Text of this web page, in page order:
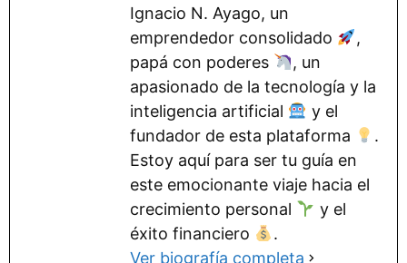
Ignacio N. Ayago, un
emprendedor consolidado
,
papá con poderes
, un
apasionado de la tecnología y la
inteligencia artificial
y el
fundador de esta plataforma
.
Estoy aquí para ser tu guía en
este emocionante viaje hacia el
crecimiento personal
y el
éxito financiero
.
Ver biografía completa